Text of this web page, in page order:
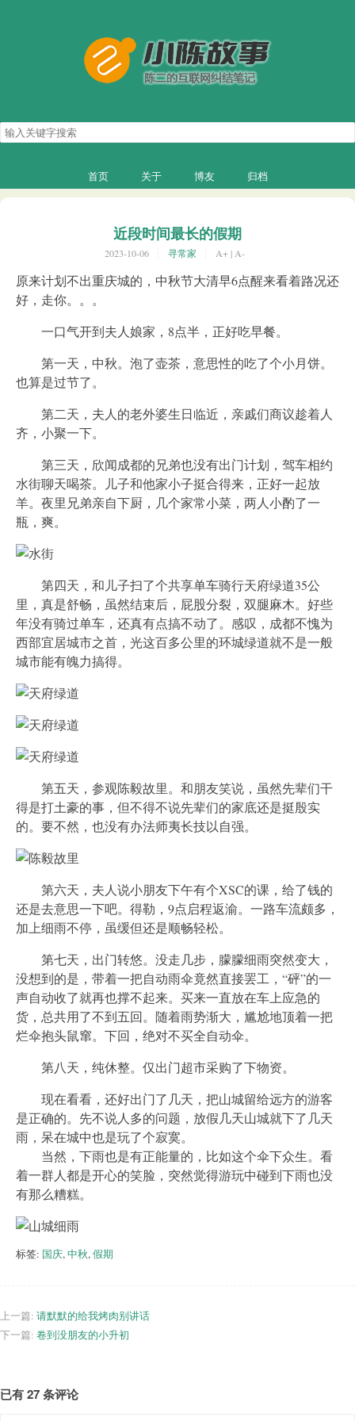
搜
索
首页 关于 博友 归档
近段时间最长的假期
2023-10-06 寻常家 A+ |A-
原来计划不出重庆城的，中秋节大清早6点醒来看着路况还
好，走你。。。
一口气开到夫人娘家，8点半，正好吃早餐。
第一天，中秋。泡了壶茶，意思性的吃了个小月饼。
也算是过节了。
第二天，夫人的老外婆生日临近，亲戚们商议趁着人
齐，小聚一下。
第三天，欣闻成都的兄弟也没有出门计划，驾车相约
水街聊天喝茶。儿子和他家小子挺合得来，正好一起放
羊。夜里兄弟亲自下厨，几个家常小菜，两人小酌了一
瓶，爽。
第四天，和儿子扫了个共享单车骑行天府绿道35公
里，真是舒畅，虽然结束后，屁股分裂，双腿麻木。好些
年没有骑过单车，还真有点搞不动了。感叹，成都不愧为
西部宜居城市之首，光这百多公里的环城绿道就不是一般
城市能有魄力搞得。
第五天，参观陈毅故里。和朋友笑说，虽然先辈们干
得是打土豪的事，但不得不说先辈们的家底还是挺殷实
的。要不然，也没有办法师夷长技以自强。
第六天，夫人说小朋友下午有个XSC的课，给了钱的
还是去意思一下吧。得勒，9点启程返渝。一路车流颇多，
加上细雨不停，虽缓但还是顺畅轻松。
第七天，出门转悠。没走几步，朦朦细雨突然变大，
没想到的是，带着一把自动雨伞竟然直接罢工，“砰”的一
声自动收了就再也撑不起来。买来一直放在车上应急的
货，总共用了不到五回。随着雨势渐大，尴尬地顶着一把
烂伞抱头鼠窜。下回，绝对不买全自动伞。
第八天，纯休整。仅出门超市采购了下物资。
现在看看，还好出门了几天，把山城留给远方的游客
是正确的。先不说人多的问题，放假几天山城就下了几天
雨，呆在城中也是玩了个寂寞。
当然，下雨也是有正能量的，比如这个伞下众生。看
着一群人都是开心的笑脸，突然觉得游玩中碰到下雨也没
有那么糟糕。
标签: 国庆,中秋,假期
上一篇: 请默默的给我烤肉别讲话
下一篇: 卷到没朋友的小升初
已有 27 条评论